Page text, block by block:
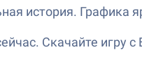
история. Графика
Скачайте игру